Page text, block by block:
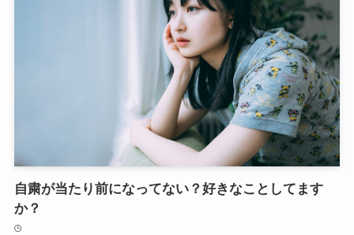
自粛が当たり前になってない？好きなことしてます
か？